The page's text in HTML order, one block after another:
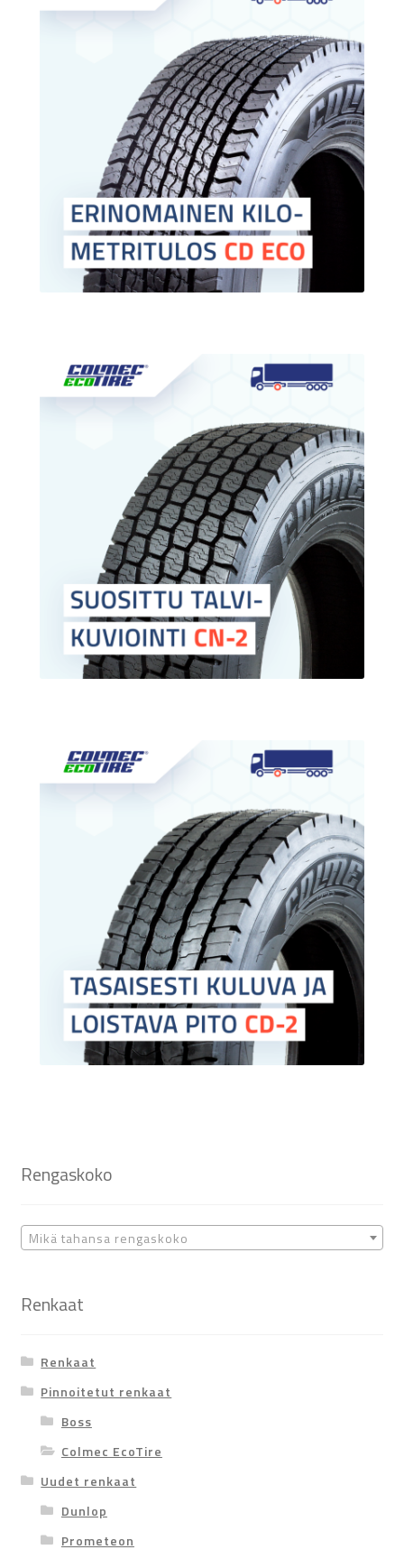
Rengaskoko
Mikä tahansa rengaskoko
Renkaat
Renkaat
Pinnoitetut renkaat
Boss
Colmec EcoTire
Uudet renkaat
Dunlop
Prometeon